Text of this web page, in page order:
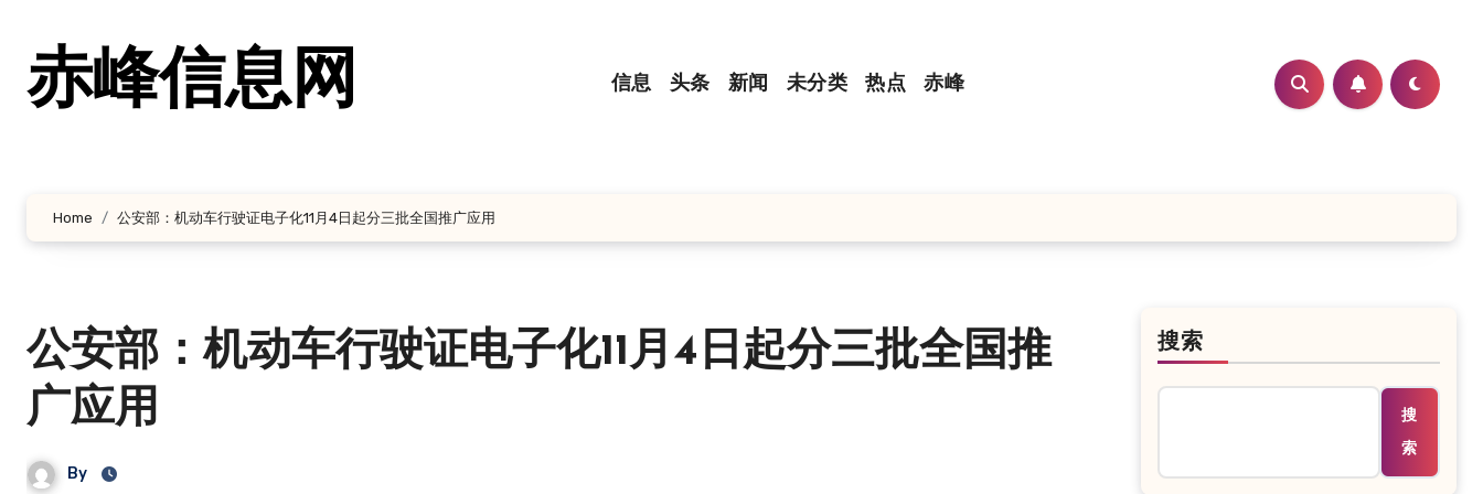
赤峰信息网 信息 头条 新闻 未分类 热点 赤峰
Home 公安部：机动车行驶证电子化11月4日起分三批全国推广应用
公安部：机动车行驶证电子化11月4日起分三批全国推
广应用
By
搜索
搜
索